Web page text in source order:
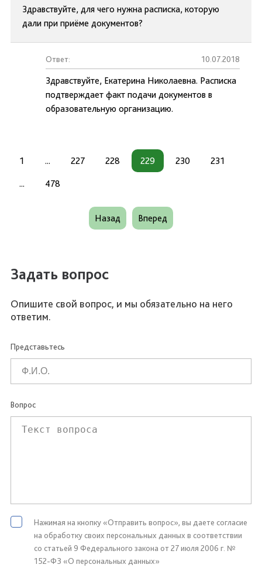
Здравствуйте, для чего нужна расписка, которую
дали при приёме документов?
Ответ: 10.07.2018
Здравствуйте, Екатерина Николаевна. Расписка
подтверждает факт подачи документов в
образовательную организацию.
1 ... 227 228 229 230 231
... 478
Назад Вперед
Задать вопрос
Опишите свой вопрос, и мы обязательно на него
ответим.
Представьтесь
Вопрос
Нажимая на кнопку «Отправить вопрос», вы даете согласие
на обработку своих персональных данных в соответствии
со статьей 9 Федерального закона от 27 июля 2006 г. №
152-ФЗ «О персональных данных»